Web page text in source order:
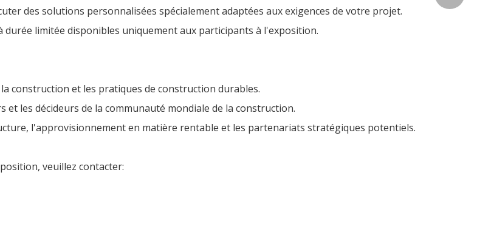
des solutions personnalisées spécialement adaptées aux exigences de votre projet.
durée limitée disponibles uniquement aux participants à l'exposition.
construction et les pratiques de construction durables.
les décideurs de la communauté mondiale de la construction.
l'approvisionnement en matière rentable et les partenariats stratégiques potentiels.
veuillez contacter: